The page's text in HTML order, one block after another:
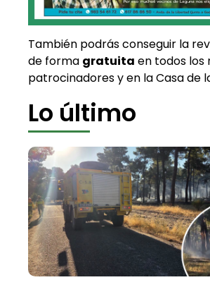
También podrás conseguir la
de forma gratuita en todos los
patrocinadores y en la Casa de
Lo último